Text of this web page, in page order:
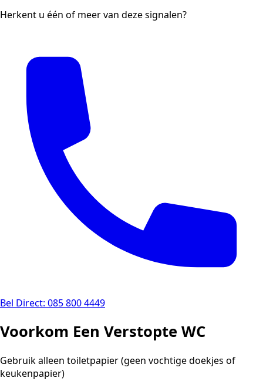
Herkent u één of meer van deze signalen?
Bel Direct: 085 800 4449
Voorkom Een Verstopte WC
Gebruik alleen toiletpapier (geen vochtige doekjes of
keukenpapier)